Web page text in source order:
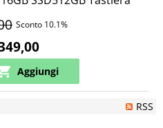
Sconto 10.1%
RSS